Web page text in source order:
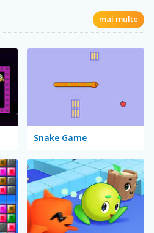
mai multe
Snake Game